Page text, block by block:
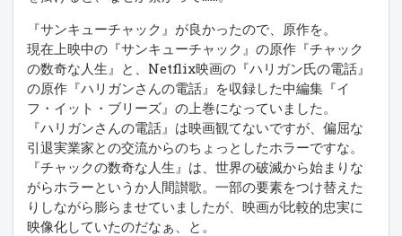
『サンキューチャック』が良かったので、原作を。
現在上映中の『サンキューチャック』の原作『チャック
の数奇な人生』と、Netflix映画の『ハリガン氏の電話』
の原作『ハリガンさんの電話』を収録した中編集『イ
フ・イット・ブリーズ』の上巻になっていました。
『ハリガンさんの電話』は映画観てないですが、偏屈な
引退実業家との交流からのちょっとしたホラーですな。
『チャックの数奇な人生』は、世界の破滅から始まりな
がらホラーというか人間讃歌。一部の要素をつけ替えた
りしながら膨らませていましたが、映画が比較的忠実に
映像化していたのだなぁ、と。